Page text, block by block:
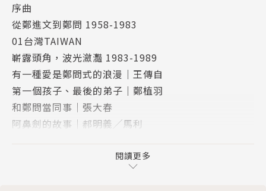
鄭問的創作天分、畫技至今無人能超越，每一部作品皆
被奉為經典中的經典。
他身後留下的江湖故事，重溫起來依然令人悸動不已。
他趕上了台灣本土漫畫最燦爛的時代，卻也經歷了最欲
振乏力的時代。
他懷抱理想，卻不被大環境厚待，一生不斷地找尋能夠
全然肯定他的舞台。
路追尋鄭問的足跡，我們想用紀錄片訴說他的故事。
序曲
從鄭進文到鄭問 1958-1983
01台灣TAIWAN
嶄露頭角，波光瀲灩 1983-1989
有一種愛是鄭問式的浪漫｜王傳自
第一個孩子、最後的弟子｜鄭植羽
和鄭問當同事｜張大春
阿鼻劍的故事｜郝明義╱馬利
青年漫畫家的養成之路｜鄭問的台灣助理們
閱讀更多